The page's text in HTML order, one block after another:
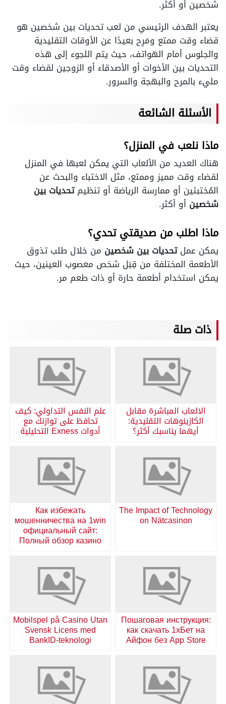
شخصين أو أكثر.
يعتبر الهدف الرئيسي من لعب تحديات بين شخصين هو
قضاء وقت ممتع ومَرِح بعيدًا عن الأوقات التقليدية
والجلوس أمام الهواتف، حيث يتم اللجوء إلى هذه
التحديات بين الأخوات أو الأصدقاء أو الزوجين لقضاء وقت
مليء بالمرح والبهجة والسرور.
الأسئلة الشائعة
ماذا نلعب في المنزل؟
هناك العديد من الألعاب التي يمكن لعبها في المنزل
لقضاء وقت مميز وممتع، مثل الاختباء والبحث عن
المُختبئين أو ممارسة الرياضة أو تنظيمتحديات بين
شخصين أو أكثر.
ماذا اطلب من صديقتي تحدي؟
يمكن عملتحديات بين شخصين من خلال طلب تذوق
الأطعمة المختلفة من قِبَل شخص معصوب العينين، حيث
يمكن استخدام أطعمة حارة أو ذات طعم مر.
ذات صلة
الالعاب المباشرة مقابل
الكازينوهات التقليدية:
أيهما يناسبك أكثر؟
علم النفس التداولي: كيف
تحافظ على توازنك مع
أدوات Exness التحليلية
The Impact of Technology
on Nätcasinon
Как избежать
мошенничества на 1win
официальный сайт:
Полный обзор казино
Пошаговая инструкция:
как скачать 1хБет на
Айфон без App Store
Mobilspel på Casino Utan
Svensk Licens med
BankID-teknologi